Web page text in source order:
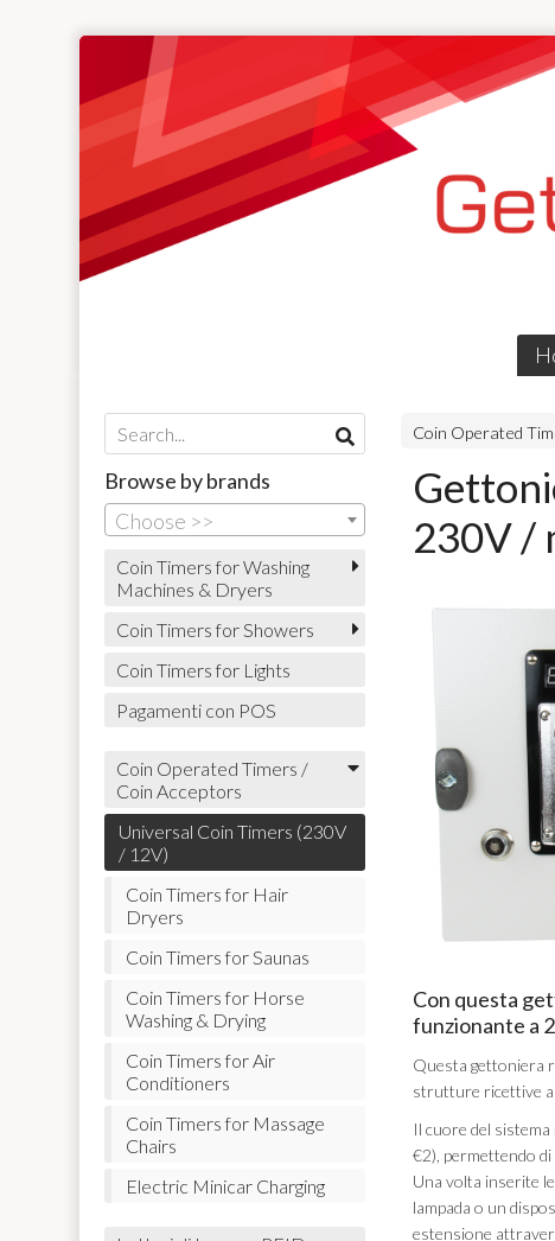
Coin Operated
230V /
Con questa
funzionante a
Questa gettoniera
strutture ricettive a
Il cuore del
€2), permettendo
Una volta inserite
lampada o un
estensione
Browse by brands
Choose >>
Coin Timers for Washing
Machines & Dryers
Coin Timers for Showers
Coin Timers for Lights
Pagamenti con POS
Coin Operated Timers /
Coin Acceptors
Universal Coin Timers (230V
/ 12V)
Coin Timers for Hair
Dryers
Coin Timers for Saunas
Coin Timers for Horse
Washing & Drying
Coin Timers for Air
Conditioners
Coin Timers for Massage
Chairs
Electric Minicar Charging